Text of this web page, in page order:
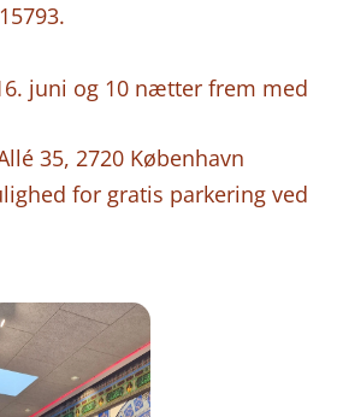
juni og 10 nætter frem med
35, 2720 København
for gratis parkering ved